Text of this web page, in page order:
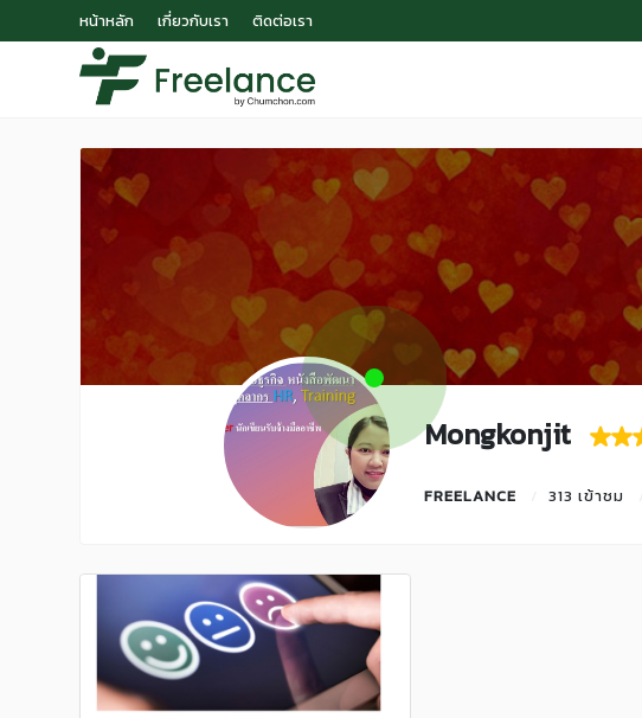
หน้าหลัก เกี่ยวกับเรา ติดต่อเรา
Mongkonjit
FREELANCE 313 เข้าชม